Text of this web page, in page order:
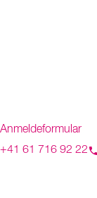
Anmeldeformular
+41 61 716 92 22